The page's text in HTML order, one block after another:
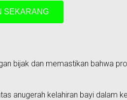
SEKARANG
bijak dan memastikan bahwa
anugerah kelahiran bayi dalam